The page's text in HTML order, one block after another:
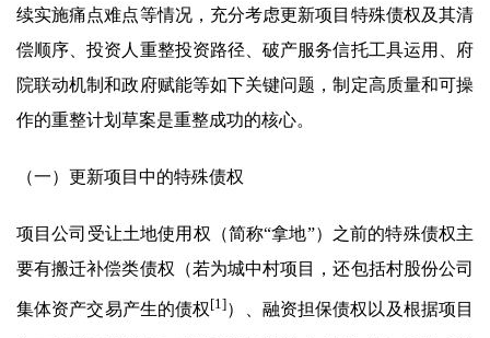
续实施痛点难点等情况，充分考虑更新项目特殊债权及其清
偿顺序、投资人重整投资路径、破产服务信托工具运用、府
院联动机制和政府赋能等如下关键问题，制定高质量和可操
作的重整计划草案是重整成功的核心。
（一）更新项目中的特殊债权
项目公司受让土地使用权（简称“拿地”）之前的特殊债权主
要有搬迁补偿类债权（若为城中村项目，还包括村股份公司
集体资产交易产生的债权[1]）、融资担保债权以及根据项目